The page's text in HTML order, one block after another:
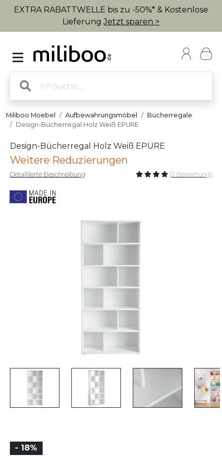
EXTRA RABATTWELLE bis zu -50%* & Kostenlose
LieferungJetzt sparen >
Miliboo Moebel Aufbewahrungsmöbel
Bücherregale
Design-Bücherregal Holz Weiß EPURE
Design-Bücherregal Holz Weiß EPURE
Weitere Reduzierungen
Detaillierte Beschreibung (2 Bewertung)
- 18%